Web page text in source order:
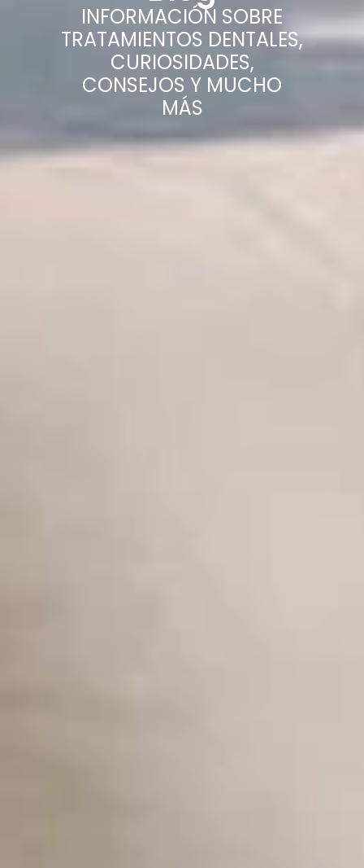
INFORMACIÓN SOBRE
TRATAMIENTOS DENTALES,
CURIOSIDADES,
CONSEJOS Y MUCHO
MÁS